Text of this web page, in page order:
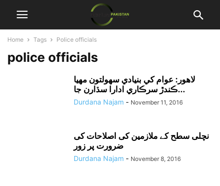
Home Tags Police officials
police officials
لاهور: عوام کي بنيادي سهولتون مهيا
ڪندڙ سرڪاري ادارا سڌارن جا...
Durdana Najam - November 11, 2016
نچلی سطح کے ملازمین کی اصلاحات کی
ضرورت پر زور
Durdana Najam - November 8, 2016